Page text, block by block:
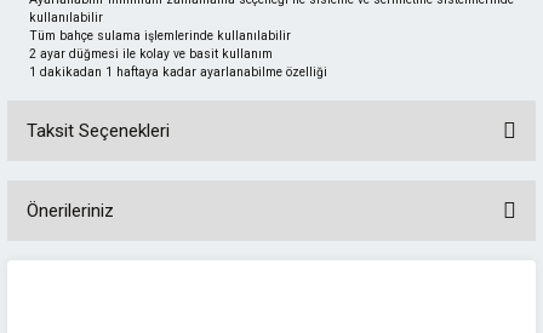
kullanılabilir
Tüm bahçe sulama işlemlerinde kullanılabilir
2 ayar düğmesi ile kolay ve basit kullanım
1 dakikadan 1 haftaya kadar ayarlanabilme özelliği
Taksit Seçenekleri
Önerileriniz